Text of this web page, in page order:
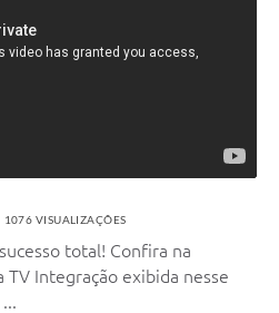
1076 VISUALIZAÇÕES
total! Confira na
Integração exibida nesse